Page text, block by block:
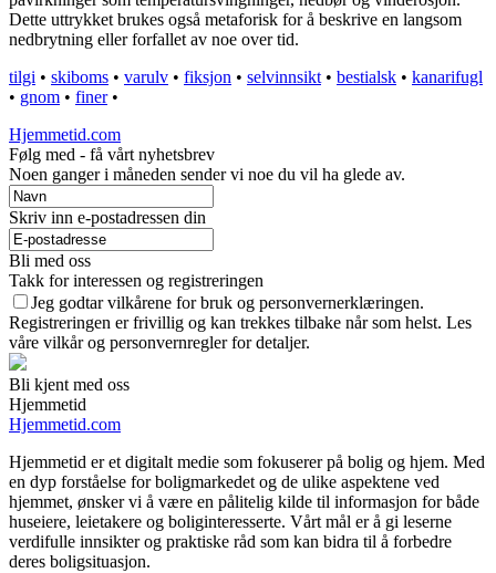
Dette uttrykket brukes også metaforisk for å beskrive en langsom
nedbrytning eller forfallet av noe over tid.
tilgi • skiboms • varulv • fiksjon • selvinnsikt • bestialsk • kanarifugl
• gnom • finer•
Hjemmetid.com
Følg med - få vårt nyhetsbrev
Noen ganger i måneden sender vi noe du vil ha glede av.
Skriv inn e-postadressen din
Bli med oss
Takk for interessen og registreringen
Jeg godtar vilkårene for bruk og personvernerklæringen.
Registreringen er frivillig og kan trekkes tilbake når som helst. Les
våre vilkår og personvernregler for detaljer.
Bli kjent med oss
Hjemmetid
Hjemmetid.com
Hjemmetid er et digitalt medie som fokuserer på bolig og hjem. Med
en dyp forståelse for boligmarkedet og de ulike aspektene ved
hjemmet, ønsker vi å være en pålitelig kilde til informasjon for både
huseiere, leietakere og boliginteresserte. Vårt mål er å gi leserne
verdifulle innsikter og praktiske råd som kan bidra til å forbedre
deres boligsituasjon.